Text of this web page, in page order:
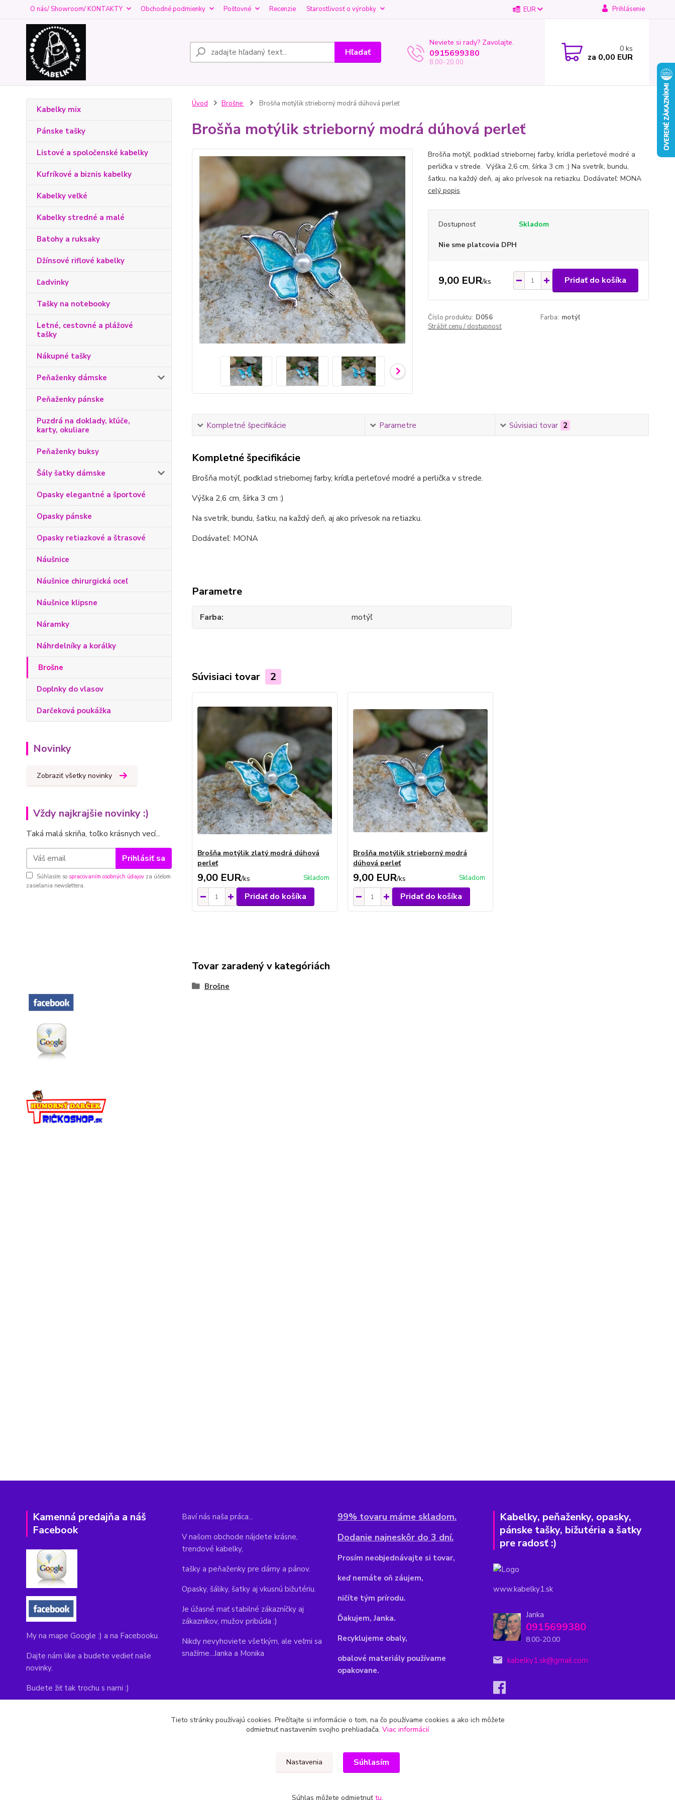
O nás/ Showroom/ KONTAKTY Obchodné podmienky Poštovné Recenzie Starostlivosť o výrobky EUR Prihlásenie
Hľadať
Neviete si rady? Zavolajte.
0915699380
8.00-20.00
0 ks
za 0,00 EUR
Kabelky mix
Pánske tašky
Listové a spoločenské kabelky
Kufríkové a biznis kabelky
Kabelky veľké
Kabelky stredné a malé
Batohy a ruksaky
Džínsové riflové kabelky
Ľadvinky
Tašky na notebooky
Letné, cestovné a plážové
tašky
Nákupné tašky
Peňaženky dámske
Peňaženky pánske
Puzdrá na doklady, kľúče,
karty, okuliare
Peňaženky buksy
Šály šatky dámske
Opasky elegantné a športové
Opasky pánske
Opasky retiazkové a štrasové
Náušnice
Náušnice chirurgická oceľ
Náušnice klipsne
Náramky
Náhrdelníky a korálky
Brošne
Doplnky do vlasov
Darčeková poukážka
Novinky
Zobraziť všetky novinky
Vždy najkrajšie novinky :)
Taká malá skriňa, toľko krásnych vecí...
Prihlásiť sa
Súhlasím so spracovaním osobných údajov za účelom
zasielania newslettera.
Úvod Brošne Brošňa motýlik strieborný modrá dúhová perleť
Brošňa motýlik strieborný modrá dúhová perleť
Brošňa motýľ, podklad striebornej farby, krídla perleťové modré a
perlička v strede. Výška 2,6 cm, šírka 3 cm :) Na svetrík, bundu,
šatku, na každý deň, aj ako prívesok na retiazku. Dodávateľ: MONA
celý popis
Dostupnosť Skladom
Nie sme platcovia DPH
9,00 EUR/ks Pridať do košíka
Číslo produktu: D056 Farba: motýľ
Strážiť cenu / dostupnosť
Kompletné špecifikácie Parametre Súvisiaci tovar 2
Kompletné špecifikácie
Brošňa motýľ, podklad striebornej farby, krídla perleťové modré a perlička v strede.
Výška 2,6 cm, šírka 3 cm :)
Na svetrík, bundu, šatku, na každý deň, aj ako prívesok na retiazku.
Dodávateľ: MONA
Parametre
Farba motýľ
Súvisiaci tovar 2
Brošňa motýlik zlatý modrá dúhová
perleť
9,00 EUR/ks Skladom
Pridať do košíka
Brošňa motýlik strieborný modrá
dúhová perleť
9,00 EUR/ks Skladom
Pridať do košíka
Tovar zaradený v kategóriách
Brošne
Kamenná predajňa a náš
Facebook
My na mape Google :) a na Facebooku.
Dajte nám like a budete vedieť naše
novinky.
Budete žiť tak trochu s nami :)
Baví nás naša práca...
V našom obchode nájdete krásne,
trendové kabelky,
tašky a peňaženky pre dámy a pánov.
Opasky, šáliky, šatky aj vkusnú bižutériu.
Je úžasné mať stabilné zákazníčky aj
zákazníkov, mužov pribúda :)
Nikdy nevyhoviete všetkým, ale veľmi sa
snažíme...Janka a Monika
99% tovaru máme skladom.
Dodanie najneskôr do 3 dní.
Prosím neobjednávajte si tovar,
keď nemáte oň záujem,
ničíte tým prírodu.
Ďakujem, Janka.
Recyklujeme obaly,
obalové materiály používame
opakovane.
Kabelky, peňaženky, opasky,
pánske tašky, bižutéria a šatky
pre radosť :)
www.kabelky1.sk
Janka
0915699380
8.00-20.00
kabelky1.sk@gmail.com
Tieto stránky používajú cookies. Prečítajte si informácie o tom, na čo používame cookies a ako ich môžete
odmietnuť nastavením svojho prehliadača. Viac informácií
Nastavenia Súhlasím
Súhlas môžete odmietnuť tu.